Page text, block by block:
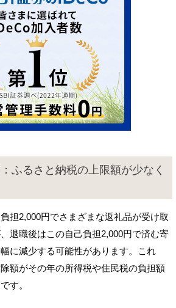
ふるさと納税の上限額が少なく
担2,000円でさまざまな返礼品が受け取
退職後はこの自己負担2,000円で済む寄
に減少する可能性があります。これ
額がその年の所得税や住民税の負担額
す。